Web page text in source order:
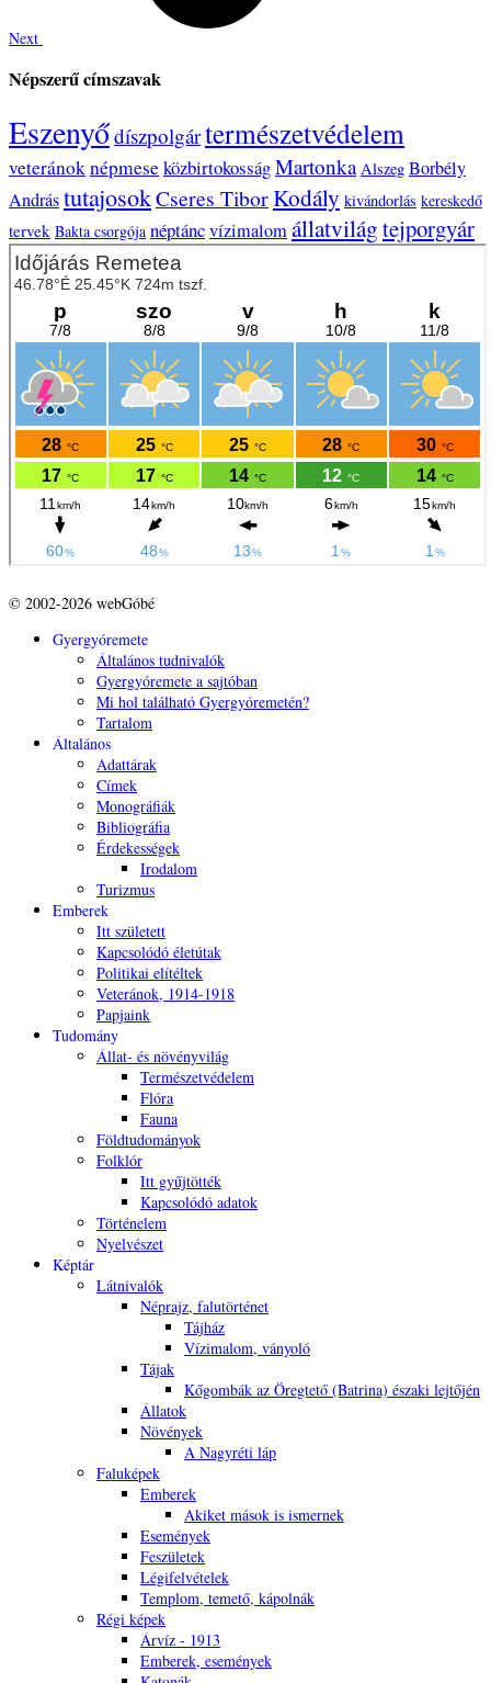
Next
Népszerű címszavak
Eszenyődíszpolgártermészetvédelem
veteránok népmeseközbirtokosságMartonka Alszeg Borbély
AndrástutajosokCseres TiborKodály kivándorlás kereskedő
tervek Bakta csorgója néptáncvízimalomállatvilágtejporgyár
© 2002-2026 webGóbé
Gyergyóremete
Általános tudnivalók
Gyergyóremete a sajtóban
Mi hol található Gyergyóremetén?
Tartalom
Általános
Adattárak
Címek
Monográfiák
Bibliográfia
Érdekességek
Irodalom
Turizmus
Emberek
Itt született
Kapcsolódó életútak
Politikai elítéltek
Veteránok, 1914-1918
Papjaink
Tudomány
Állat- és növényvilág
Természetvédelem
Flóra
Fauna
Földtudományok
Folklór
Itt gyűjtötték
Kapcsolódó adatok
Történelem
Nyelvészet
Képtár
Látnivalók
Néprajz, falutörténet
Tájház
Vízimalom, ványoló
Tájak
Kőgombák az Öregtető (Batrina) északi lejtőjén
Állatok
Növények
A Nagyréti láp
Faluképek
Emberek
Akiket mások is ismernek
Események
Feszületek
Légifelvételek
Templom, temető, kápolnák
Régi képek
Árvíz - 1913
Emberek, események